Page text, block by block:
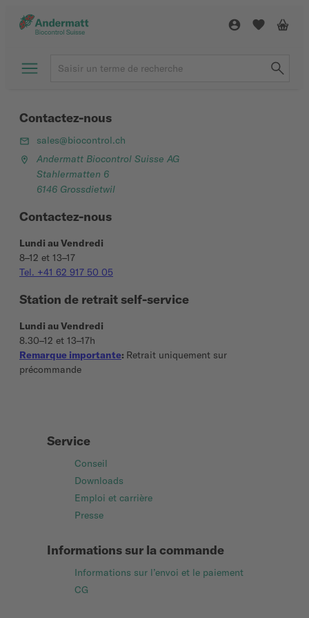
Service
Conseil
Downloads
Emploi et carrière
Presse
Informations sur la commande
Informations sur l’envoi et le paiement
CG
Contactez-nous
sales@biocontrol.ch
Andermatt Biocontrol Suisse AG
Stahlermatten 6
6146 Grossdietwil
Contactez-nous
Lundi au Vendredi
8–12 et 13–17
Tel. +41 62 917 50 05
Station de retrait self-service
Lundi au Vendredi
8.30–12 et 13–17h
Remarque importante: Retrait uniquement sur
précommande